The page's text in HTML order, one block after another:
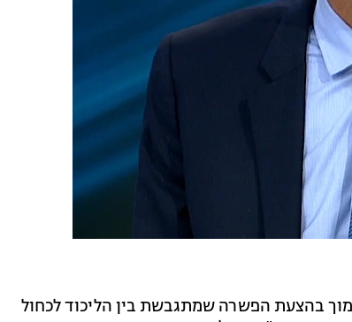
בהצעת הפשרה שמתגבשת בין הליכוד לכחול